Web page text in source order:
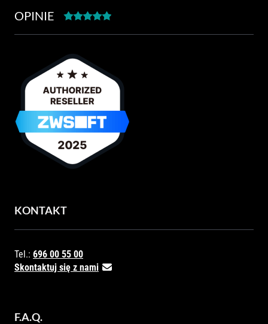
OPINIE
KONTAKT
Tel.: 696 00 55 00
Skontaktuj się z nami
F.A.Q.